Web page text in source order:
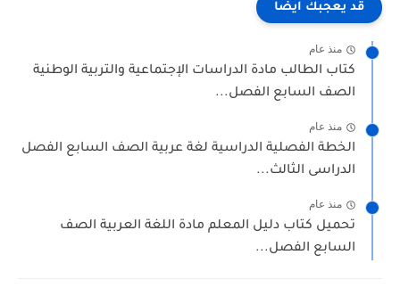
قد يعجبك ايضا
منذ عام
كتاب الطالب مادة الدراسات الإجتماعية والتربية الوطنية
الصف السابع الفصل...
منذ عام
الخطة الفصلية الدراسية لغة عربية الصف السابع الفصل
الدراسى الثالث...
منذ عام
تحميل كتاب دليل المعلم مادة اللغة العربية الصف
السابع الفصل...